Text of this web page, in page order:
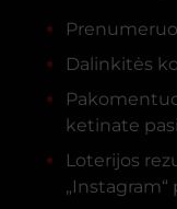
Dalinkitės
ketinate
Loterijos